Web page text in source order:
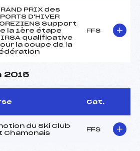
PRIX des
D'HIVER
Support
la 1ère étape
qualificative
la coupe de la
FFS
2015
Cat.
du Ski Club
Chamonais
FFS